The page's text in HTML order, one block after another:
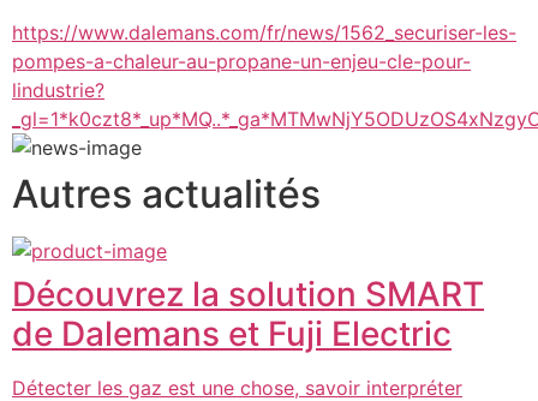
https://www.dalemans.com/fr/news/1562_securiser-les-
pompes-a-chaleur-au-propane-un-enjeu-cle-pour-
lindustrie?
Autres actualités
Découvrez la solution SMART
de Dalemans et Fuji Electric
Détecter les gaz est une chose, savoir interpréter